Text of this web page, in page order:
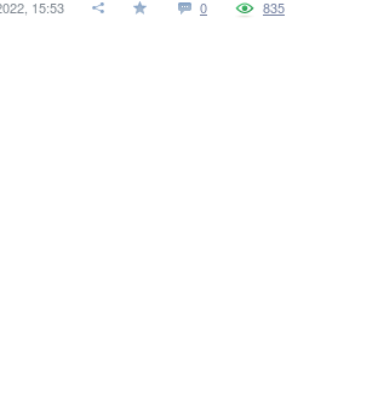
15:53 0 835